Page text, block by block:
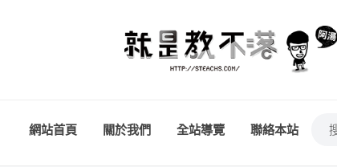
網站首頁 關於我們 全站導覽 聯絡本站